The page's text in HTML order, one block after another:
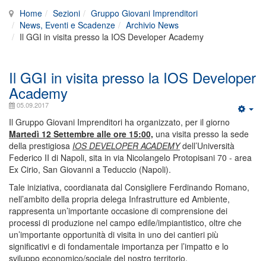
Home Sezioni
Gruppo Giovani Imprenditori
News, Eventi e Scadenze
Archivio News
Il GGI in visita presso la IOS Developer Academy
Il GGI in visita presso la IOS Developer
Academy
05.09.2017
Il Gruppo Giovani Imprenditori ha organizzato, per il giorno
Martedì 12 Settembre alle ore 15:00, una visita presso la sede
della prestigiosa IOS DEVELOPER ACADEMY dell’Università
Federico II di Napoli, sita in via Nicolangelo Protopisani 70 - area
Ex Cirio, San Giovanni a Teduccio (Napoli).
Tale iniziativa, coordianata dal Consigliere Ferdinando Romano,
nell’ambito della propria delega Infrastrutture ed Ambiente,
rappresenta un’importante occasione di comprensione dei
processi di produzione nel campo edile/impiantistico, oltre che
un’importante opportunità di visita in uno dei cantieri più
significativi e di fondamentale importanza per l’impatto e lo
sviluppo economico/sociale del nostro territorio.